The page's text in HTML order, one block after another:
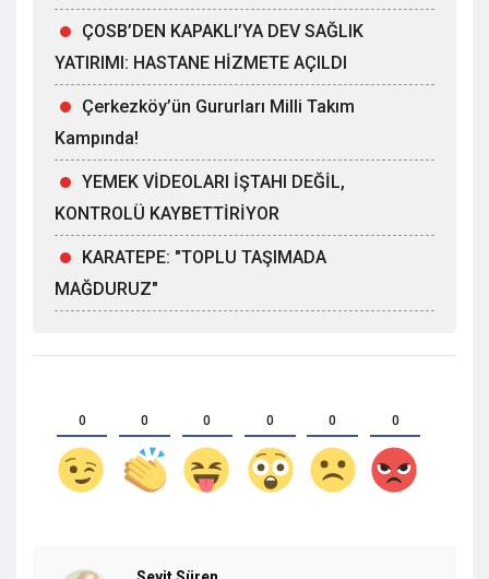
ÇOSB’DEN KAPAKLI’YA DEV SAĞLIK
YATIRIMI: HASTANE HİZMETE AÇILDI
Çerkezköy’ün Gururları Milli Takım
Kampında!
YEMEK VİDEOLARI İŞTAHI DEĞİL,
KONTROLÜ KAYBETTİRİYOR
KARATEPE: "TOPLU TAŞIMADA
MAĞDURUZ"
0 0 0 0 0 0